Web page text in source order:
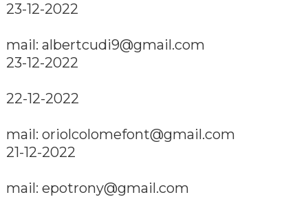
23-12-2022
mail: albertcudi9@gmail.com
23-12-2022
22-12-2022
mail: oriolcolomefont@gmail.com
21-12-2022
mail: epotrony@gmail.com